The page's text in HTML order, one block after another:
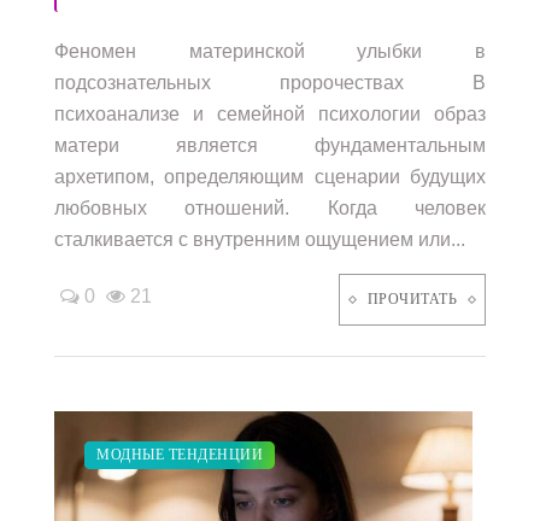
Феномен материнской улыбки в
подсознательных пророчествах В
психоанализе и семейной психологии образ
матери является фундаментальным
архетипом, определяющим сценарии будущих
любовных отношений. Когда человек
сталкивается с внутренним ощущением или...
0 21 ПРОЧИТАТЬ
ЗАКУПКИ ПО МОДЕ
ПОКАЗЫ
МОДНЫЕ ТЕНДЕНЦИИ